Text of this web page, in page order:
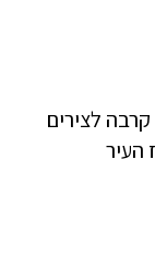
לצירים
ממרכז העיר